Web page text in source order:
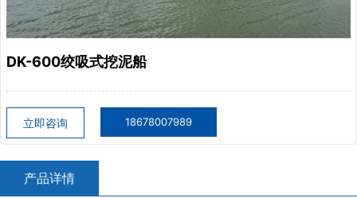
DK-600绞吸式挖泥船
立即咨询 18678007989
产品详情